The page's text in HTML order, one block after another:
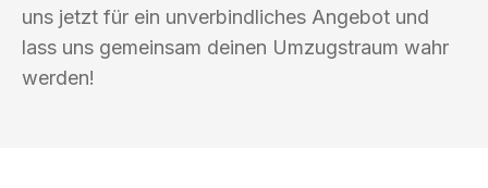
uns jetzt für ein unverbindliches Angebot und
lass uns gemeinsam deinen Umzugstraum wahr
werden!